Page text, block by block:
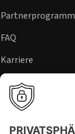
Partnerprogramm
FAQ
Karriere
Sicherheit
Presse